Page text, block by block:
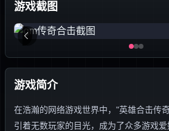
游戏截图
游戏简介
在浩瀚的网络游戏世界中，"英雄合击传
引着无数玩家的目光，成为了众多游戏